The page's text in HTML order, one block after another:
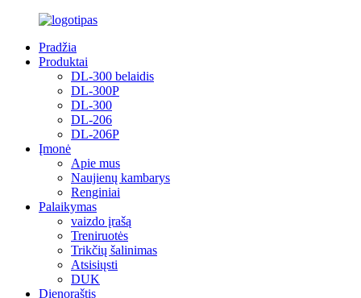
Pradžia
Produktai
DL-300 belaidis
DL-300P
DL-300
DL-206
DL-206P
Įmonė
Apie mus
Naujienų kambarys
Renginiai
Palaikymas
vaizdo įrašą
Treniruotės
Trikčių šalinimas
Atsisiųsti
DUK
Dienoraštis